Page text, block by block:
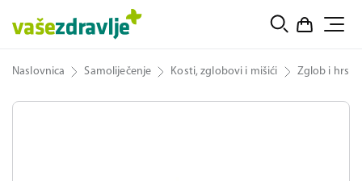
Naslovnica Samoliječenje Kosti, zglobovi i mišići Zglob i